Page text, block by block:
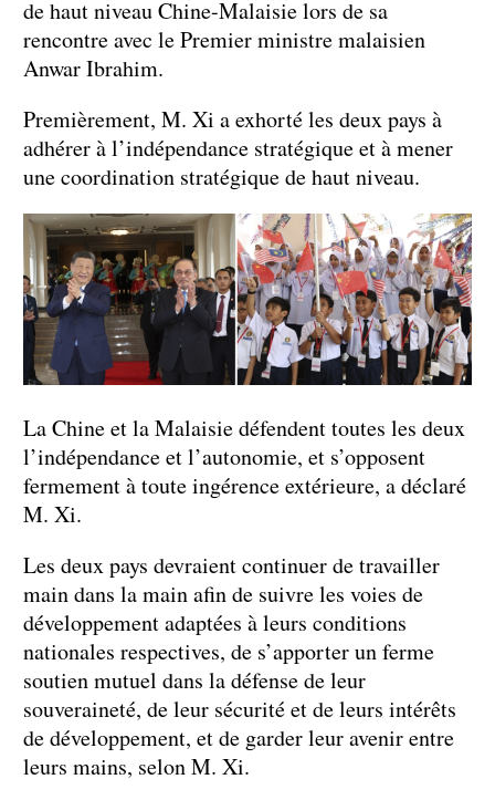
de haut niveau Chine-Malaisie lors de sa
rencontre avec le Premier ministre malaisien
Anwar Ibrahim.
Premièrement, M. Xi a exhorté les deux pays à
adhérer à l’indépendance stratégique et à mener
une coordination stratégique de haut niveau.
La Chine et la Malaisie défendent toutes les deux
l’indépendance et l’autonomie, et s’opposent
fermement à toute ingérence extérieure, a déclaré
M. Xi.
Les deux pays devraient continuer de travailler
main dans la main afin de suivre les voies de
développement adaptées à leurs conditions
nationales respectives, de s’apporter un ferme
soutien mutuel dans la défense de leur
souveraineté, de leur sécurité et de leurs intérêts
de développement, et de garder leur avenir entre
leurs mains, selon M. Xi.